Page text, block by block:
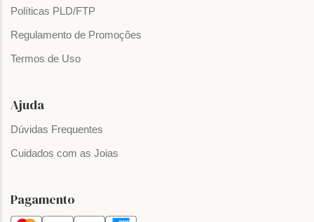
Políticas PLD/FTP
Regulamento de Promoções
Termos de Uso
Ajuda
Dúvidas Frequentes
Cuidados com as Joias
Pagamento